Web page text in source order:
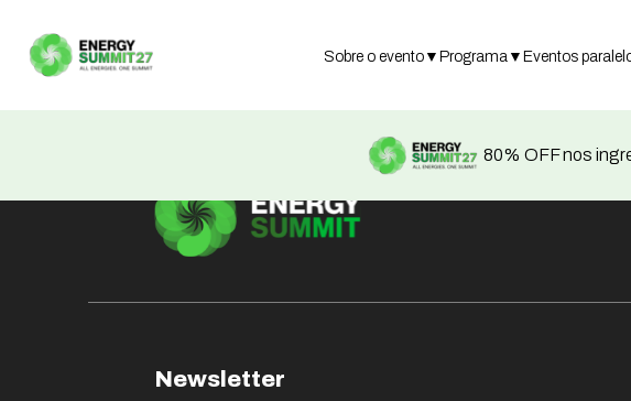
Sobre o evento ▼Programa ▼Eventos
80% OFF nos
Not found
Newsletter